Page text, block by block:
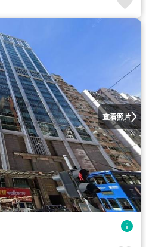
查看照片